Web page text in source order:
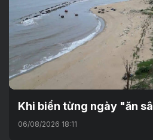
Khi biển từng ngày "ăn
06/08/2026 18:11